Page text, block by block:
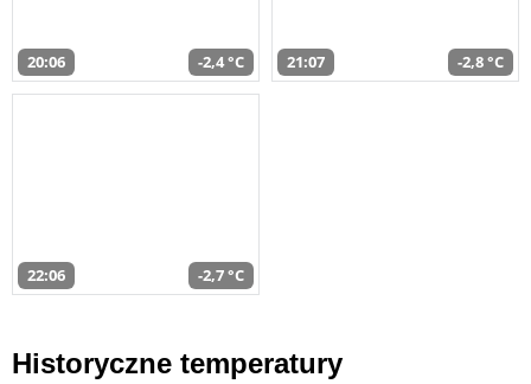
20:06 -2,4 °C 21:07 -2,8 °C
22:06 -2,7 °C
Historyczne temperatury